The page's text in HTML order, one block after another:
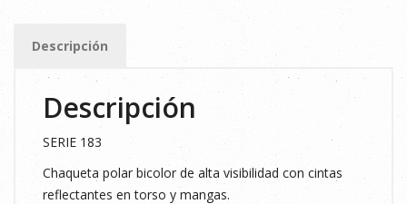
T.XL
cantidad
Descripción
Descripción
SERIE 183
Chaqueta polar bicolor de alta visibilidad con cintas
reflectantes en torso y mangas.